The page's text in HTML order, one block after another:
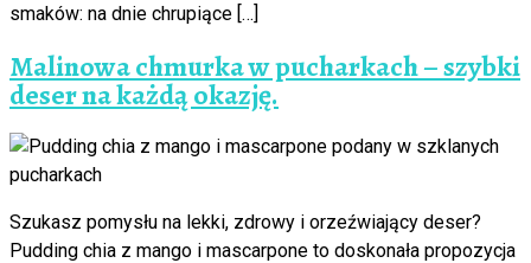
smaków: na dnie chrupiące […]
Malinowa chmurka w pucharkach – szybki
deser na każdą okazję.
Szukasz pomysłu na lekki, zdrowy i orzeźwiający deser?
Pudding chia z mango i mascarpone to doskonała propozycja